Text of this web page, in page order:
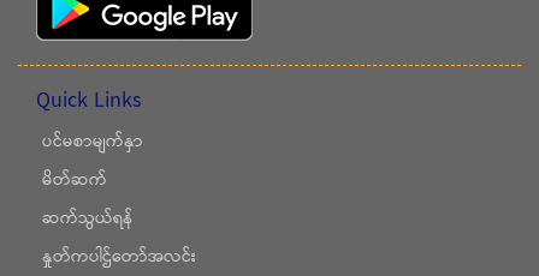
Quick Links
ပင်မစာမျက်နှာ
မိတ်ဆက်
ဆက်သွယ်ရန်
နှုတ်ကပါဌ်တော်အလင်း